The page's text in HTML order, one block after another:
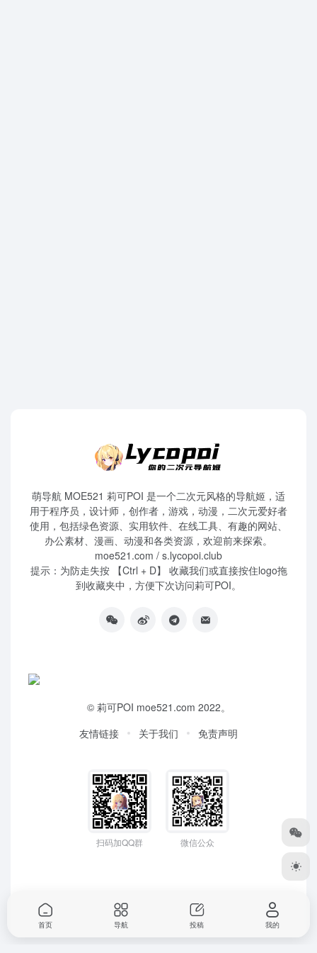
萌导航 MOE521 莉可POI 是一个二次元风格的导航姬，适
用于程序员，设计师，创作者，游戏，动漫，二次元爱好者
使用，包括绿色资源、实用软件、在线工具、有趣的网站、
办公素材、漫画、动漫和各类资源，欢迎前来探索。
moe521.com / s.lycopoi.club
提示：为防走失按 【Ctrl + D】 收藏我们或直接按住logo拖
到收藏夹中，方便下次访问莉可POI。
© 莉可POI moe521.com 2022。
友情链接
关于我们 免责声明
扫码加QQ群 微信公众
首页 导航 投稿 我的